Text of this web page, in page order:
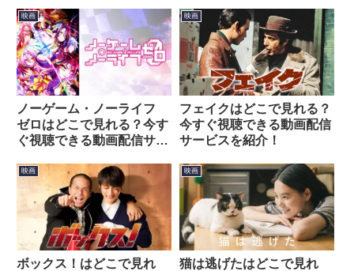
映画
ノーゲーム・ノーライフ
ゼロはどこで見れる？今す
ぐ視聴できる動画配信サー
映画
フェイクはどこで見れる？
今すぐ視聴できる動画配信
サービスを紹介！
映画
ボックス！はどこで見れ
映画
猫は逃げたはどこで見れ